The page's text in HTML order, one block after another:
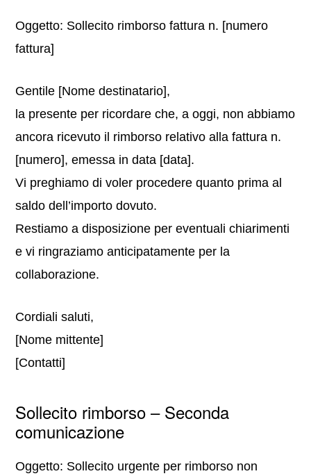
Oggetto: Sollecito rimborso fattura n. [numero
fattura]
Gentile [Nome destinatario],
la presente per ricordare che, a oggi, non abbiamo
ancora ricevuto il rimborso relativo alla fattura n.
[numero], emessa in data [data].
Vi preghiamo di voler procedere quanto prima al
saldo dell’importo dovuto.
Restiamo a disposizione per eventuali chiarimenti
e vi ringraziamo anticipatamente per la
collaborazione.
Cordiali saluti,
[Nome mittente]
[Contatti]
Sollecito rimborso – Seconda
comunicazione
Oggetto: Sollecito urgente per rimborso non